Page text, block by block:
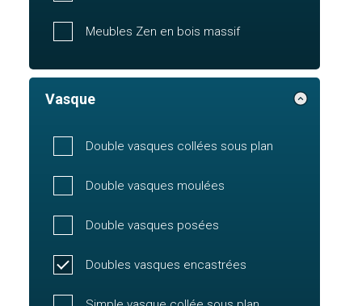
Meubles Zen en bois massif
Vasque
Double vasques collées sous plan
Double vasques moulées
Double vasques posées
Doubles vasques encastrées